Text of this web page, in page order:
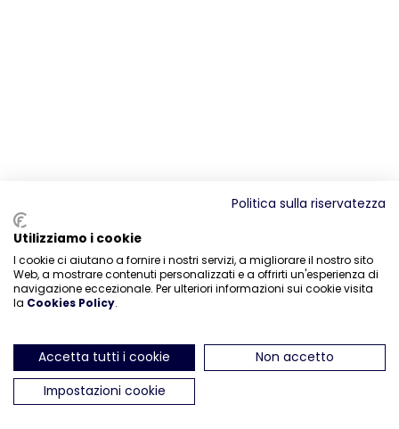
Politica sulla riservatezza
Utilizziamo i cookie
I cookie ci aiutano a fornire i nostri servizi, a migliorare il nostro sito
Web, a mostrare contenuti personalizzati e a offrirti un'esperienza di
navigazione eccezionale. Per ulteriori informazioni sui cookie visita
la Cookies Policy.
Accetta tutti i cookie
Non accetto
Impostazioni cookie